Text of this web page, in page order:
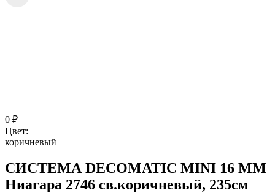
0 ₽
Цвет:
коричневый
СИСТЕМА DECOMATIC MINI 16 ММ
Ниагара 2746 св.коричневый, 235см